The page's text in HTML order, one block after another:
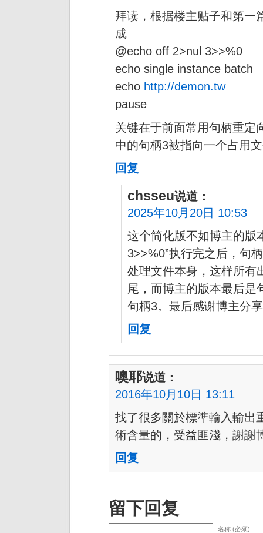
拜读，根据楼主贴子和第一
成
@echo off 2>nul 3>>%0
echo single instance batch
echo http://demon.tw
pause
关键在于前面常用句柄重定
中的句柄3被指向一个占用
回复
chsseu说道：
2025年10月20日 10:53
这个简化版不如博主的版
3>>%0”执行完之后，句
处理文件本身，这样所有
尾，而博主的版本最后是
句柄3。最后感谢博主分
回复
噢耶说道：
2016年10月10日 13:11
找了很多關於標準輸入輸出
術含量的，受益匪淺，謝謝
回复
留下回复
名称 (必须)